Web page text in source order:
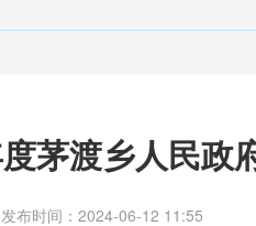
茅渡乡人民政
发布时间：2024-06-12 11:55